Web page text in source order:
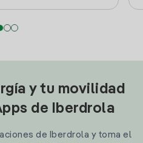
y tu movilidad
de Iberdrola
de Iberdrola y toma el